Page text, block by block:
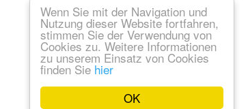
OK
Wenn Sie mit der Navigation und
Nutzung dieser Website fortfahren,
stimmen Sie der Verwendung von
Cookies zu. Weitere Informationen
zu unserem Einsatz von Cookies
finden Sie hier